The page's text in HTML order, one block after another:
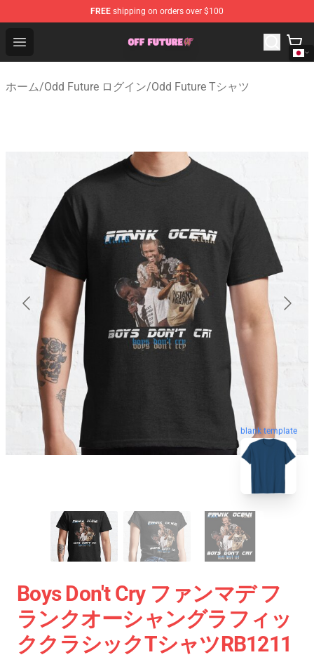
FREE shipping on orders over $100
Open menu
Odd Future Store - Official Odd Future Merchandise Shop
ホーム/Odd Future ログイン/Odd Future Tシャツ
blank template
Boys Don't Cry ファンマデ フ
ランクオーシャングラフィッ
ククラシックTシャツRB1211